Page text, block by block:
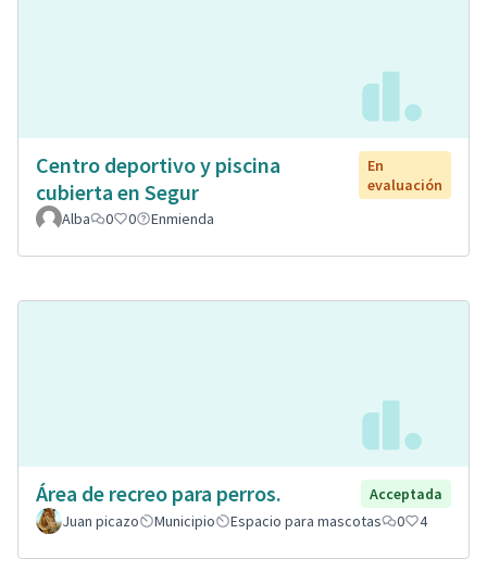
Centro deportivo y piscina
cubierta en Segur
En
evaluación
Alba
0 0 Enmienda
Área de recreo para perros.
Acceptada
Juan picazo
Municipio Espacio para mascotas 0 4